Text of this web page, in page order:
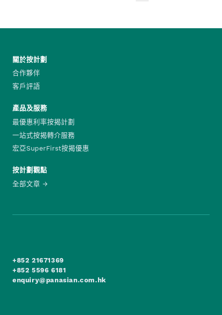
關於按計劃
合作夥伴
客戶評語
產品及服務
最優惠利率按揭計劃
一站式按揭轉介服務
宏亞SuperFirst按揭優惠
按計劃觀點
全部文章
+852 21671369
+852 5596 6181
enquiry@panasian.com.hk